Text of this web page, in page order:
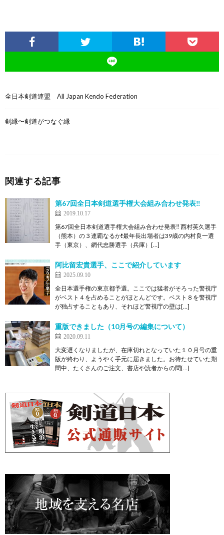
全日本剣道連盟 All Japan Kendo Federation
剣縁〜剣道がつなぐ縁
関連する記事
第67回全日本剣道選手権大会組み合わせ発表‼️
2019.10.17
第67回全日本剣道選手権大会組み合わせ発表‼️ 西村英久選手
（熊本）の３連覇なるか❗️最年長出場者は39歳の内村良一選
手（東京）、網代忠勝選手（兵庫）[…]
阿比留宏貴選手、ここで紹介しています
2025.09.10
全日本選手権の東京都予選。ここでは猛者がそろった警視庁
がベスト４を占めることがほとんどです。ベスト８を警視庁
が独占することもあり、それほど警視庁の壁は[…]
重版できました（ 10月号の編集について）
2020.09.11
大変遅くなりましたが、在庫切れとなっていた１０月号の重
版が終わり、ようやく手元に届きました。お待たせていた期
間中、たくさんのご注文、書店や読者からの問[…]